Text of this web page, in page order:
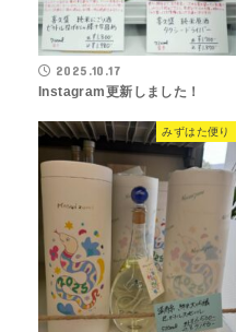
2025.10.17
Instagram更新しました！
みずはた便り